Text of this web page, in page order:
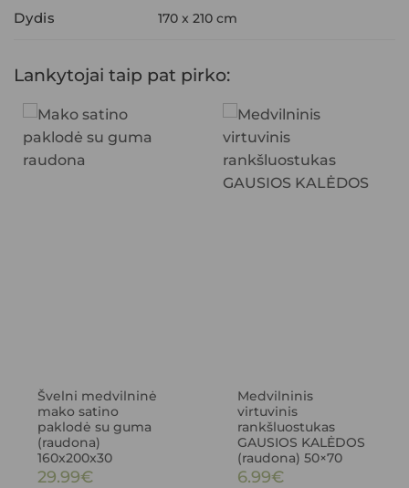
Dydis 170 x 210 cm
Lankytojai taip pat pirko:
Švelni medvilninė
mako satino
paklodė su guma
(raudona)
160x200x30
29.99€
Medvilninis
virtuvinis
rankšluostukas
GAUSIOS KALĖDOS
(raudona) 50×70
6.99€